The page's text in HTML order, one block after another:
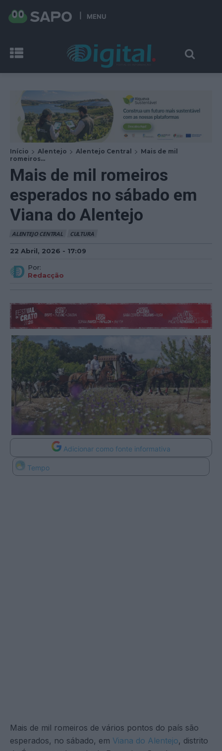
MENU
Início Alentejo Alentejo Central
Mais de mil
romeiros...
Mais de mil romeiros
esperados no sábado em
Viana do Alentejo
ALENTEJO CENTRAL CULTURA
22 Abril, 2026 - 17:09
Por:
Redacção
Adicionar como fonte informativa
Tempo
Mais de mil romeiros de vários pontos do país são
esperados, no sábado, em Viana do Alentejo, distrito